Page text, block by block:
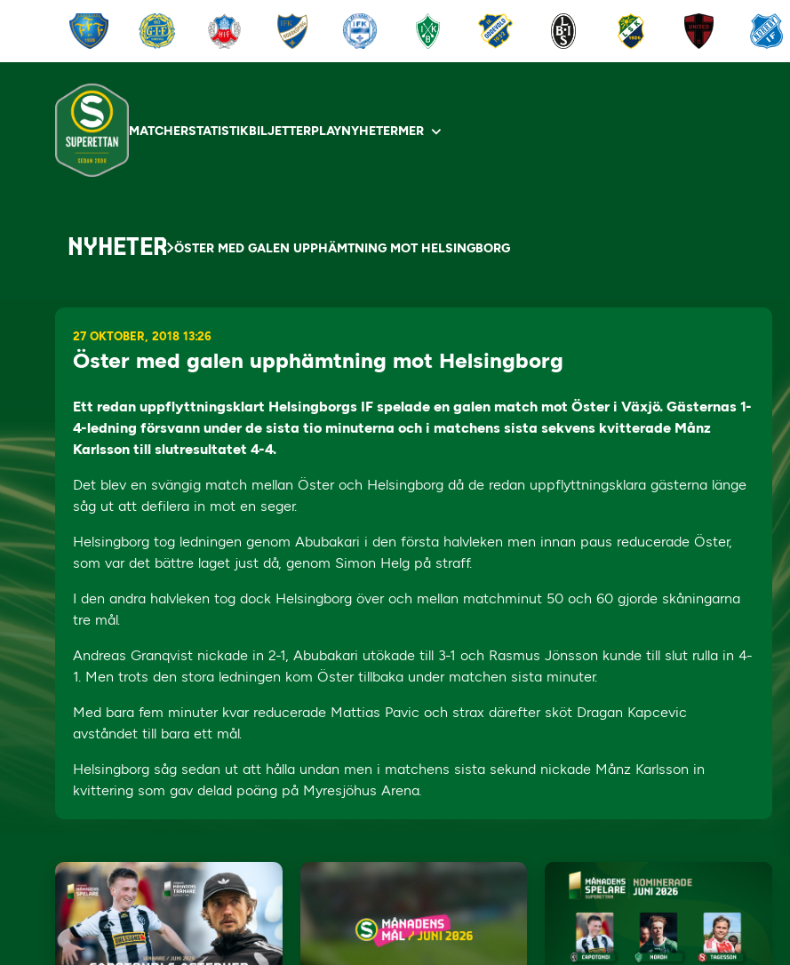
MATCHERSTATISTIKBILJETTERPLAYNYHETERMER
NYHETER ÖSTER MED GALEN UPPHÄMTNING MOT HELSINGBORG
27 OKTOBER, 2018 13:26
Öster med galen upphämtning mot Helsingborg
Ett redan uppflyttningsklart Helsingborgs IF spelade en galen match mot Öster i Växjö. Gästernas 1-
4-ledning försvann under de sista tio minuterna och i matchens sista sekvens kvitterade Månz
Karlsson till slutresultatet 4-4.
Det blev en svängig match mellan Öster och Helsingborg då de redan uppflyttningsklara gästerna länge
såg ut att defilera in mot en seger.
Helsingborg tog ledningen genom Abubakari i den första halvleken men innan paus reducerade Öster,
som var det bättre laget just då, genom Simon Helg på straff.
I den andra halvleken tog dock Helsingborg över och mellan matchminut 50 och 60 gjorde skåningarna
tre mål.
Andreas Granqvist nickade in 2-1, Abubakari utökade till 3-1 och Rasmus Jönsson kunde till slut rulla in 4-
1. Men trots den stora ledningen kom Öster tillbaka under matchen sista minuter.
Med bara fem minuter kvar reducerade Mattias Pavic och strax därefter sköt Dragan Kapcevic
avståndet till bara ett mål.
Helsingborg såg sedan ut att hålla undan men i matchens sista sekund nickade Månz Karlsson in
kvittering som gav delad poäng på Myresjöhus Arena.